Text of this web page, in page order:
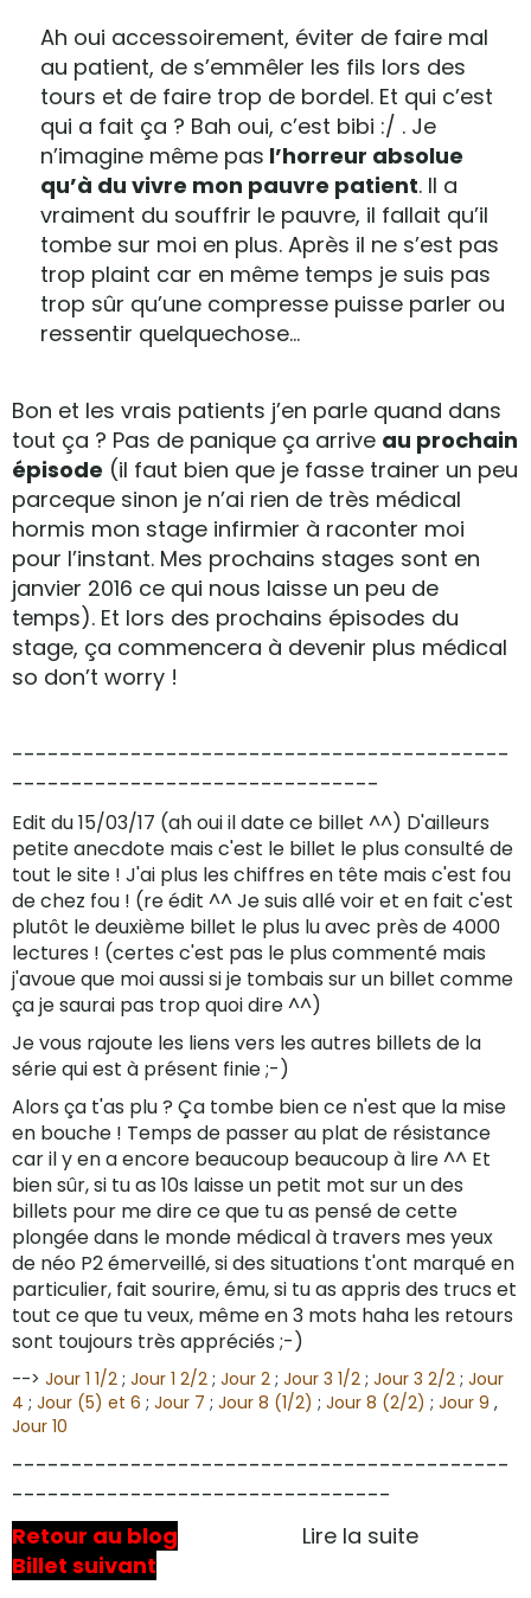
Ah oui accessoirement, éviter de faire mal
au patient, de s’emmêler les fils lors des
tours et de faire trop de bordel. Et qui c’est
qui a fait ça ? Bah oui, c’est bibi :/ . Je
n’imagine même pas l’horreur absolue
qu’à du vivre mon pauvre patient. Il a
vraiment du souffrir le pauvre, il fallait qu’il
tombe sur moi en plus. Après il ne s’est pas
trop plaint car en même temps je suis pas
trop sûr qu’une compresse puisse parler ou
ressentir quelquechose…
Bon et les vrais patients j’en parle quand dans
tout ça ? Pas de panique ça arrive au prochain
épisode (il faut bien que je fasse trainer un peu
parceque sinon je n’ai rien de très médical
hormis mon stage infirmier à raconter moi
pour l’instant. Mes prochains stages sont en
janvier 2016 ce qui nous laisse un peu de
temps). Et lors des prochains épisodes du
stage, ça commencera à devenir plus médical
so don’t worry !
------------------------------------------
-------------------------------
Edit du 15/03/17 (ah oui il date ce billet ^^) D'ailleurs
petite anecdote mais c'est le billet le plus consulté de
tout le site ! J'ai plus les chiffres en tête mais c'est fou
de chez fou ! (re édit ^^ Je suis allé voir et en fait c'est
plutôt le deuxième billet le plus lu avec près de 4000
lectures ! (certes c'est pas le plus commenté mais
j'avoue que moi aussi si je tombais sur un billet comme
ça je saurai pas trop quoi dire ^^)
Je vous rajoute les liens vers les autres billets de la
série qui est à présent finie ;-)
Alors ça t'as plu ? Ça tombe bien ce n'est que la mise
en bouche ! Temps de passer au plat de résistance
car il y en a encore beaucoup beaucoup à lire ^^ Et
bien sûr, si tu as 10s laisse un petit mot sur un des
billets pour me dire ce que tu as pensé de cette
plongée dans le monde médical à travers mes yeux
de néo P2 émerveillé, si des situations t'ont marqué en
particulier, fait sourire, ému, si tu as appris des trucs et
tout ce que tu veux, même en 3 mots haha les retours
sont toujours très appréciés ;-)
--> Jour 1 1/2 ; Jour 1 2/2 ; Jour 2 ; Jour 3 1/2 ; Jour 3 2/2 ; Jour
4 ; Jour (5) et 6 ; Jour 7 ; Jour 8 (1/2) ; Jour 8 (2/2) ; Jour 9 ,
Jour 10
------------------------------------------
--------------------------------
Retour au blog Lire la suite
Billet suivant